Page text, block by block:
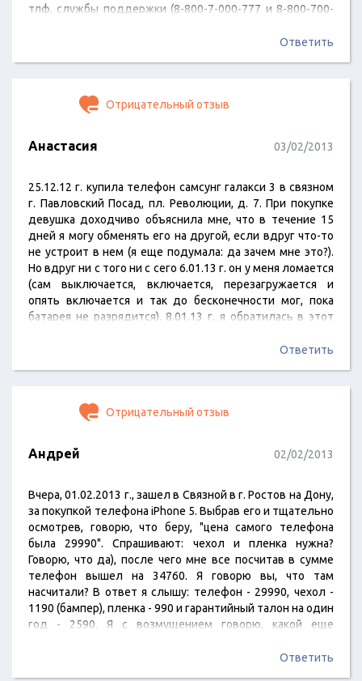
тлф. службы поддержки (8-800-7-000-777 и 8-800-700-
магазин, где покупал. В магазине 4 дня на ежедневные
Ответить
Отрицательный отзыв
Анастасия 03/02/2013
25.12.12 г. купила телефон самсунг галакси 3 в связном
г. Павловский Посад, пл. Революции, д. 7. При покупке
девушка доходчиво объяснила мне, что в течение 15
дней я могу обменять его на другой, если вдруг что-то
не устроит в нем (я еще подумала: да зачем мне это?).
Но вдруг ни с того ни с сего 6.01.13 г. он у меня ломается
(сам выключается, включается, перезагружается и
опять включается и так до бесконечности мог, пока
батарея не разрядится). 8.01.13 г. я обратилась в этот
смена. И продавец Диана сказала, что такая услуга…
Ответить
Отрицательный отзыв
Андрей 02/02/2013
Вчера, 01.02.2013 г., зашел в Связной в г. Ростов на Дону,
за покупкой телефона iPhone 5. Выбрав его и тщательно
осмотрев, говорю, что беру, "цена самого телефона
была 29990". Спрашивают: чехол и пленка нужна?
Говорю, что да), после чего мне все посчитав в сумме
телефон вышел на 34760. Я говорю вы, что там
насчитали? В ответ я слышу: телефон - 29990, чехол -
1190 (бампер), пленка - 990 и гарантийный талон на один
год - 2590. Я с возмущением говорю, какой еще
товар и сам себе гарантию устраиваю на ваше…Ответить